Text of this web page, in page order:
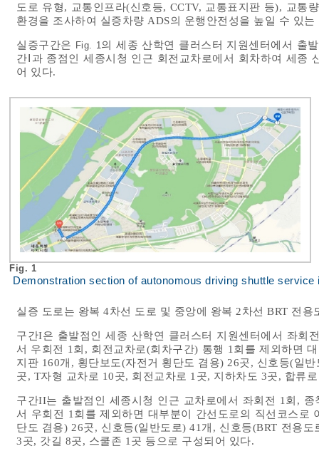
도로 유형, 교통인프라(신호등, CCTV, 교통표지판 등), 교통
환경을 조사하여 실증차량 ADS의 운행안전성을 높일 수 있
실증구간은 Fig. 1 의 세종 산학연 클러스터 지원센터에서 출
간Ⅰ과 종점인 세종시청 인근 회전교차로에서 회차하여 세종
어 있다.
Fig. 1
Demonstration section of autonomous driving shuttle service
실증 도로는 왕복 4차선 도로 및 중앙에 왕복 2차선 BRT 전
구간I은 출발점인 세종 산학연 클러스터 지원센터에서 좌회
서 우회전 1회, 회전교차로(회차구간) 통행 1회를 제외하면
지판 160개, 횡단보도(자전거 횡단도 겸용) 26곳, 신호등(일
곳, T자형 교차로 10곳, 회전교차로 1곳, 지하차도 3곳, 합류
구간II는 출발점인 세종시청 인근 교차로에서 좌회전 1회,
서 우회전 1회를 제외하면 대부분이 간선도로의 직선코스로
단도 겸용) 26곳, 신호등(일반도로) 41개, 신호등(BRT 전용
3곳, 갓길 8곳, 스쿨존 1곳 등으로 구성되어 있다.